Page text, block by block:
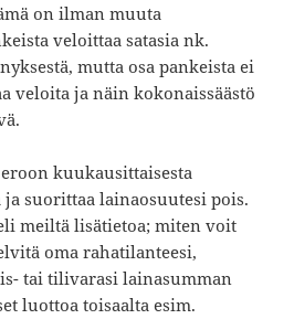
on ilman muuta
veloittaa satasia nk.
mutta osa pankeista ei
veloita ja näin kokonaissäästö
kuukausittaisesta
suorittaa lainaosuutesi pois.
meiltä lisätietoa; miten voit
oma rahatilanteesi,
tai tilivarasi lainasumman
luottoa toisaalta esim.